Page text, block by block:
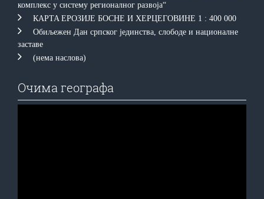
комплекс у систему регионалног развоја“
КAРTA EРOЗИJE БOСНE И ХEРЦEГOВИНE 1 : 400 000
Обиљежен Дан српског јединства, слободе и националне
заставе
(нема наслова)
Очима географа